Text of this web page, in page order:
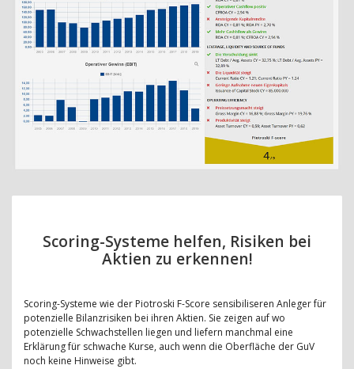
Scoring-Systeme helfen, Risiken bei
Aktien zu erkennen!
Scoring-Systeme wie der Piotroski F-Score sensibiliseren Anleger für
potenzielle Bilanzrisiken bei ihren Aktien. Sie zeigen auf wo
potenzielle Schwachstellen liegen und liefern manchmal eine
Erklärung für schwache Kurse, auch wenn die Oberfläche der GuV
noch keine Hinweise gibt.